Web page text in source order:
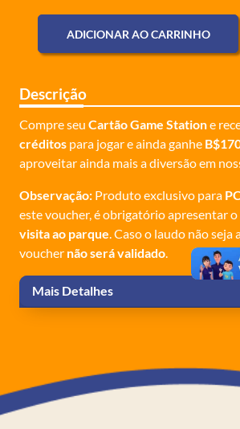
ADICIONAR AO CARRINHO
Descrição
Compre seu Cartão Game Statione
créditos para jogar e ainda ganhe
aproveitar ainda mais a diversão em
Observação: Produto exclusivo para
este voucher, é obrigatório apresentar o
visita ao parque. Caso o laudo não seja
voucher não será validado.
Mais Detalhes